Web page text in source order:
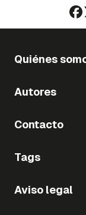
Quiénes
Autores
Contacto
Tags
Aviso legal